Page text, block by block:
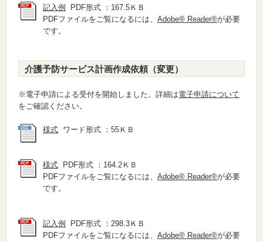
記入例
PDF形式 ：167.5ＫＢ
PDFファイルをご覧になるには、 Adobe® Reader®が必要
です。
介護予防サービス計画作成依頼（変更）
※電子申請による受付を開始しました。詳細は電子申請について
をご確認ください。
様式 ワード形式 ：55ＫＢ
様式 PDF形式 ：164.2ＫＢ
PDFファイルをご覧になるには、 Adobe® Reader®が必要
です。
記入例
PDF形式 ：298.3ＫＢ
PDFファイルをご覧になるには、 Adobe® Reader®が必要